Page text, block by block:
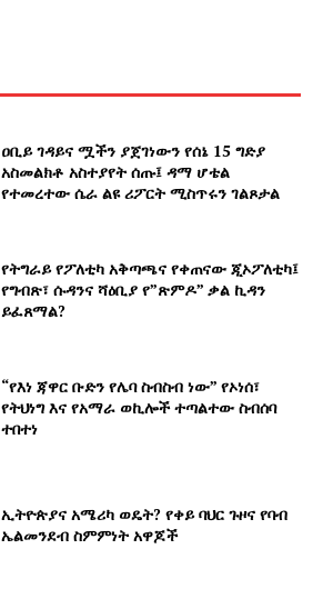
ዐቢይ ገዳይና ሟችን ያጀገነውን የሰኔ 15 ግድያ
አስመልክቶ አስተያየት ሰጡ፤ ዳማ ሆቴል
የተመረተው ሴራ ልዩ ሪፖርት ሚስጥሩን ገልጾታል
የትግራይ የፖለቲካ አቅጣጫና የቀጠናው ጂኦፖለቲካ፤
የግብጽ፣ ሱዳንና ሻዕቢያ የ”ጽምዶ” ቃል ኪዳን
ይፈጸማል?
“የእነ ጃዋር ቡድን የሌባ ስብስብ ነው” የኦነሰ፣
የትህነግ እና የአማራ ወኪሎች ተጣልተው ስብሰባ
ተበተነ
ኢትዮጵያና አሜሪካ ወዴት? የቀይ ባህር ጉዞና የባብ
ኤልመንደብ ስምምነት አዋጆች